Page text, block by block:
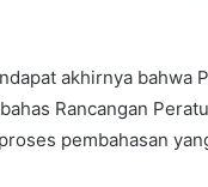
akhirnya
Rancangan
pembahasan